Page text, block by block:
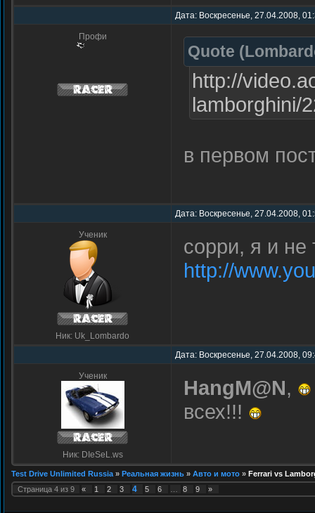
Дата: Воскресенье, 27.04.2008,
Профи
Quote (
http://
lamborghini/
в первом
Дата: Воскресенье, 27.04.2008,
Ученик
Ник: Uk_Lombardo
сорри, я и не
http://
Дата: Воскресенье, 27.04.2008,
Ученик
Ник: DIeSeL.ws
HangM@N,
всех!!!
Test Drive Unlimited Russia » Реальная жизнь » Авто и мото » Ferrari vs
Страница 4 из 9 « 1 2 3 4 5 6 8 9 »